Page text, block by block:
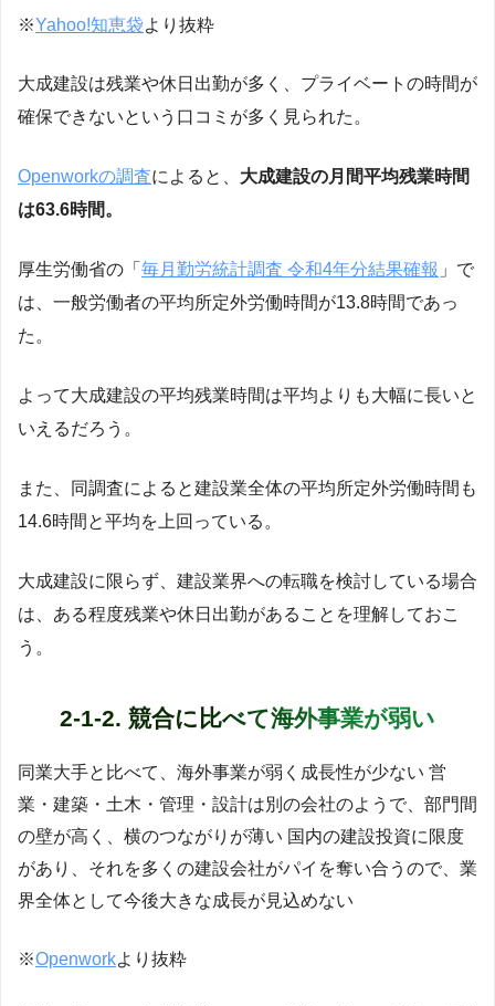
※Yahoo!知恵袋より抜粋
大成建設は残業や休日出勤が多く、プライベートの時間が
確保できないという口コミが多く見られた。
Openworkの調査によると、 大成建設の月間平均残業時間
は63.6時間。
厚生労働省の「 毎月勤労統計調査 令和4年分結果確報 」で
は、一般労働者の平均所定外労働時間が13.8時間であっ
た。
よって大成建設の平均残業時間は平均よりも大幅に長いと
いえるだろう。
また、同調査によると建設業全体の平均所定外労働時間も
14.6時間と平均を上回っている。
大成建設に限らず、建設業界への転職を検討している場合
は、ある程度残業や休日出勤があることを理解しておこ
う。
2-1-2. 競合に比べて海外事業が弱い
同業大手と比べて、海外事業が弱く成長性が少ない 営
業・建築・土木・管理・設計は別の会社のようで、部門間
の壁が高く、横のつながりが薄い 国内の建設投資に限度
があり、それを多くの建設会社がパイを奪い合うので、業
界全体として今後大きな成長が見込めない
※Openworkより抜粋